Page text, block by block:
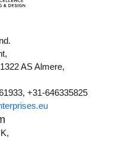
AS Almere,
+31-646335825